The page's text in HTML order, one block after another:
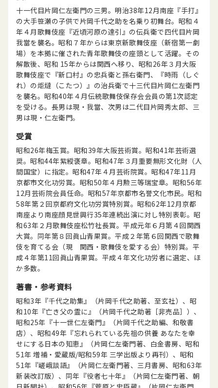
十一代目片岡仁左衛門の三男。明治38年12月南座『手打』
の大手笹瀬の子供で片岡千代之助を名乗り初舞台。昭和４
年４月歌舞伎座『近頃河原の達引』の伝兵衛で四代目片岡
我當を襲名。昭和７年からは東京新歌舞伎座（新宿第一劇
場）を本拠に催された青年歌舞伎の座頭として活躍。その
解散後、昭和 15年からは関西へ移り、昭和26年３月大阪
歌舞伎座で『新口村』の忠兵衛と孫右衛門、『時雨（しぐ
れ）の炬燵（こたつ）』の治兵衛で十三代目片岡仁左衛門
を襲名。昭和40年４月伝統歌舞伎保存会会員の第1次認定
を受ける。長男は現・我當、次男は二代目片岡秀太郎、三
男は現・仁左衛門。
受賞
昭和26年梅玉賞。昭和39年大阪芸術賞。昭和41年芸術選
奨。昭和44年紫綬褒章。昭和47年３月重要無形文化財（人
間国宝）に指定。昭和47年４月芸術院賞。昭和47年11月
京都市文化功労賞。昭和50年４月勲三等瑞宝章。昭和56年
12月芸術院会員任命。昭和57年京都市名誉文化市民。昭和
58年第２回京都府文化功労賞特別賞。昭和62年12月京都
南座より南座顔見世興行35年連続出演に対し特別表彰。昭
和63年２月歌舞伎座松竹社長賞。平成元年６月第４回関西
大賞。同年第８回眞山青果賞。平成２年第６回関西で歌舞
伎を育てる会（現 関西・歌舞伎を愛する会）特別賞。平
成４年第11回眞山青果賞。平成４年文化功労者に選定、ほ
か多数。
著書・参考資料
昭和3年『千代之助集』（片岡千代之助著、至玄社）、昭
和10年『亡き父の霊に』（片岡千代之助著［非売品］）、
昭和25年『十一世仁左衛門』（片岡千代之助編、和敬書
店）、昭和49年『忘れられている先祖の供養 あなたを幸
せにする日本の知恵』（片岡仁左衛門著、白金書房、昭和
51年 増補・愛蔵版/昭和59年 三学出版より再刊）、昭和
51年『嵯峨談語』（片岡仁左衛門著、三月書房、昭和63年
新装改訂版）、同年『役者七十年』（片岡仁左衛門著、朝